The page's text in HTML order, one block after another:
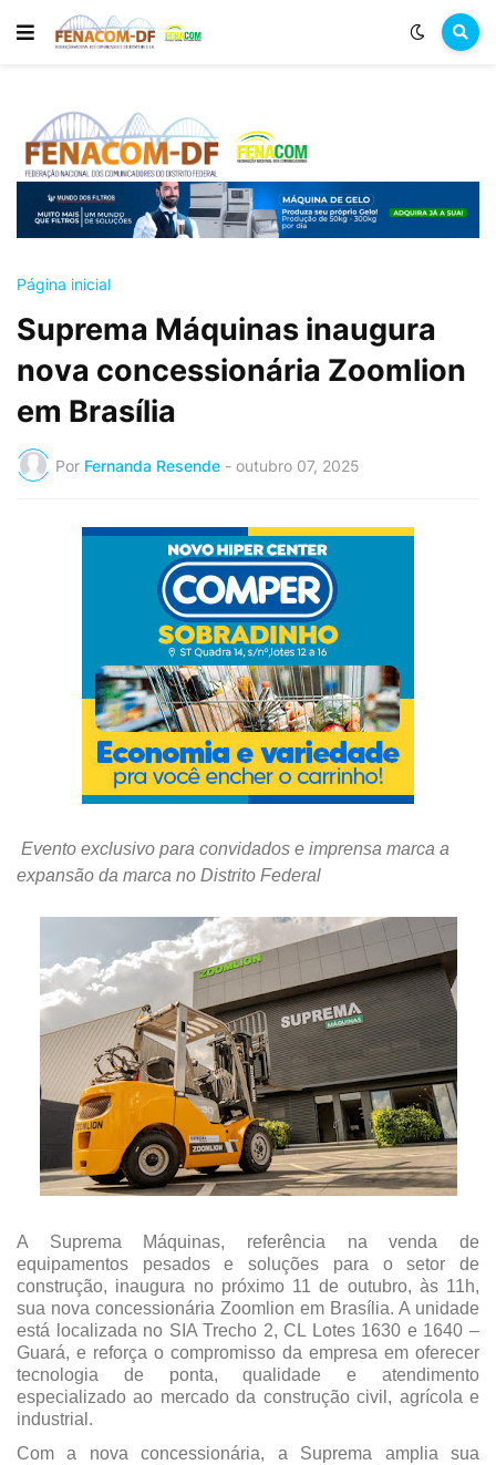
Página inicial
Suprema Máquinas inaugura
nova concessionária Zoomlion
em Brasília
Por Fernanda Resende - outubro 07, 2025
Evento exclusivo para convidados e imprensa marca a
expansão da marca no Distrito Federal
A Suprema Máquinas, referência na venda de
equipamentos pesados e soluções para o setor de
construção, inaugura no próximo 11 de outubro, às 11h,
sua nova concessionária Zoomlion em Brasília. A unidade
está localizada no SIA Trecho 2, CL Lotes 1630 e 1640 –
Guará, e reforça o compromisso da empresa em oferecer
tecnologia de ponta, qualidade e atendimento
especializado ao mercado da construção civil, agrícola e
industrial.
Com a nova concessionária, a Suprema amplia sua